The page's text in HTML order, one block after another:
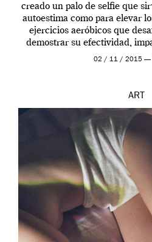
creado un palo de selfie que
autoestima como para elevar
ejercicios aeróbicos que
demostrar su efectividad,
prueba en el
02 / 11 / 2015 —
ART